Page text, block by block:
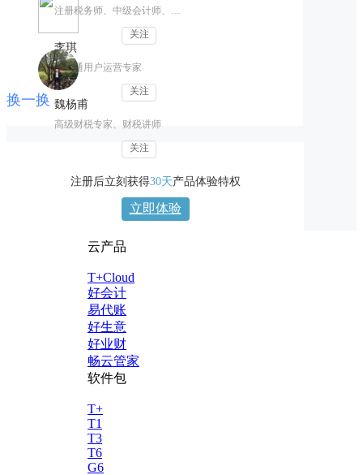
注册税务师、中级会计师、财税讲师
关注
李琪
畅捷通用户运营专家
关注
魏杨甫
高级财税专家、财税讲师
关注
换一换
注册后立刻获得30天产品体验特权
立即体验
云产品
T+Cloud
好会计
易代账
好生意
好业财
畅云管家
软件包
T+
T1
T3
T6
G6